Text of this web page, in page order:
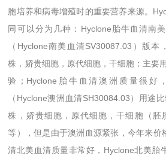
胞培养和病毒增殖时的重要营养来源。
同可以分为几种： Hyclone 胎牛血清南
（ Hyclone南美血清SV30087.03 ）版本
株，娇贵细胞，原代细胞，干细胞；主要
验； Hyclone 胎牛血清澳洲质量很好，
（ Hyclone澳洲血清SH30084.03 ）用途
株，娇贵细胞，原代细胞，干细胞（胚
等），但是由于澳洲血源紧张，今年来价
清北美血清质量非常好， Hyclone北美胎